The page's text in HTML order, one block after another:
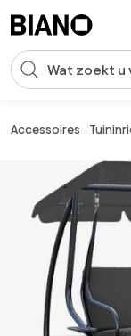
Zoekopdracht
Accessoires